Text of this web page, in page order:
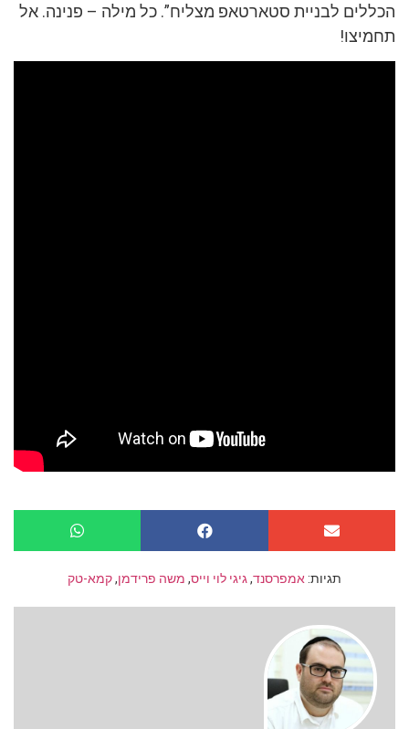
הכללים לבניית סטארטאפ מצליח”. כל מילה – פנינה. אל
תחמיצו!
תגיות: אמפרסנד,גיגי לוי וייס, משה פרידמן,קמא-טק